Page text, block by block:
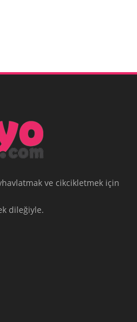
ve cikcikletmek için
dileğiyle.